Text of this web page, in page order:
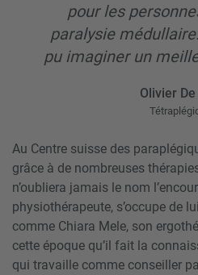
pour les
paralysie
pu imaginer un
Olivier
Au Centre suisse des
grâce à de nombreuses
n’oubliera jamais le nom
physiothérapeute, s’occupe de
comme Chiara Mele, son
cette époque qu’il fait la
qui travaille comme con­seiller